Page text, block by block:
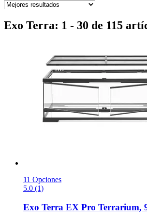
Exo Terra: 1 - 30 de 115
11 Opciones
5.0 (1)
Exo Terra EX Pro Terrarium,